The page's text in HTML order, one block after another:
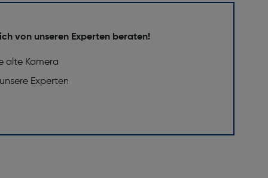
von unseren Experten beraten!
alte Kamera
Experten